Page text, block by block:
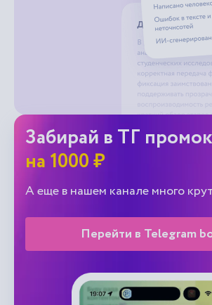
Забирай в ТГ
на 1000 ₽
А еще в нашем канале много
Перейти в Telegram